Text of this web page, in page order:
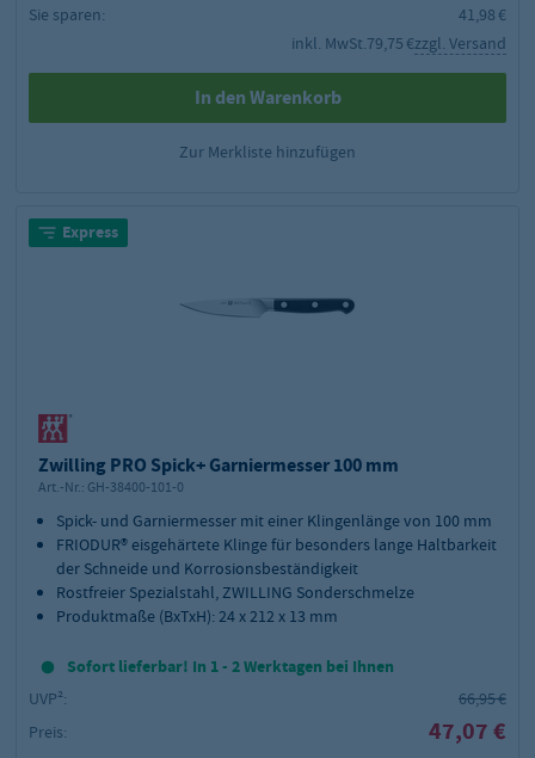
Sie sparen:
41,98 €
inkl. MwSt.79,75 €zzgl. Versand
In den Warenkorb
Zur Merkliste hinzufügen
Express
Zwilling PRO Spick+ Garniermesser 100 mm
Art.-Nr.: GH-38400-101-0
Spick- und Garniermesser mit einer Klingenlänge von 100 mm
FRIODUR® eisgehärtete Klinge für besonders lange Haltbarkeit
der Schneide und Korrosionsbeständigkeit
Rostfreier Spezialstahl, ZWILLING Sonderschmelze
Produktmaße (BxTxH): 24 x 212 x 13 mm
Sofort lieferbar! In 1 - 2 Werktagen bei Ihnen
UVP²:
66,95 €
Preis:
47,07 €